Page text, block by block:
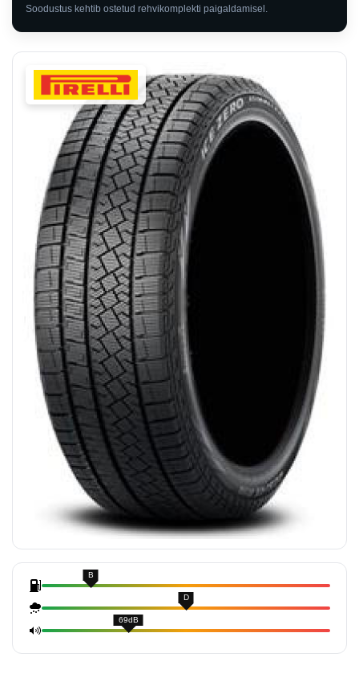
Soodustus kehtib ostetud rehvikomplekti paigaldamisel.
B
D
69dB